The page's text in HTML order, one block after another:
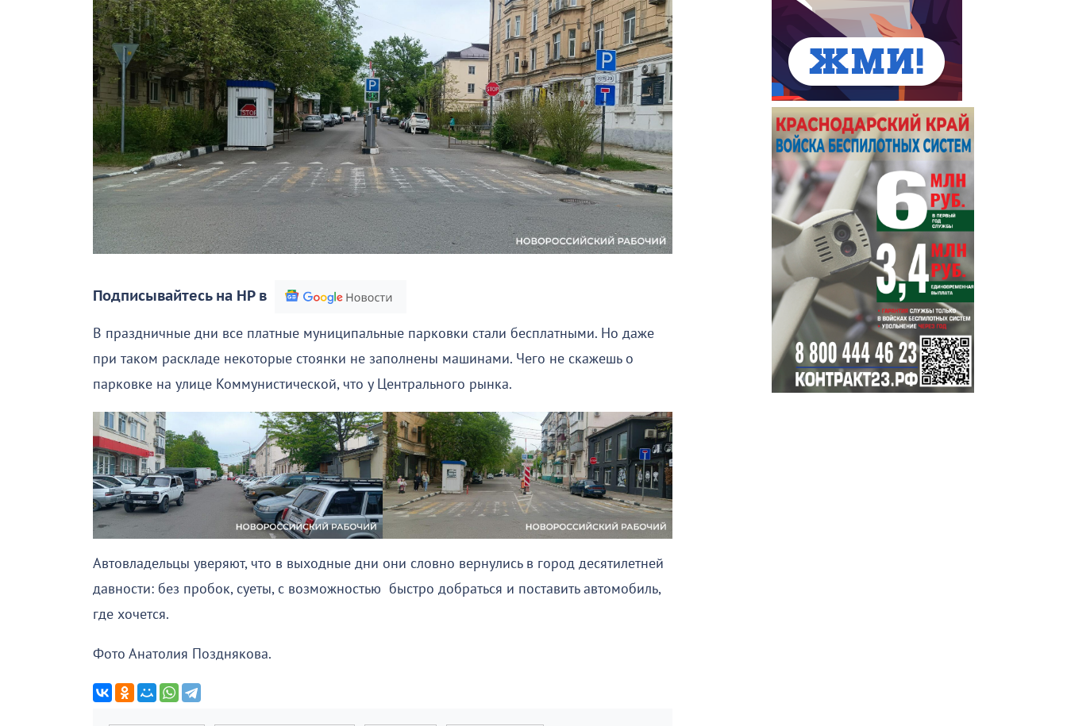
Подписывайтесь на НР в
В праздничные дни все платные муниципальные парковки стали бесплатными. Но даже
при таком раскладе некоторые стоянки не заполнены машинами. Чего не скажешь о
парковке на улице Коммунистической, что у Центрального рынка.
Автовладельцы уверяют, что в выходные дни они словно вернулись в город десятилетней
давности: без пробок, суеты, с возможностью быстро добраться и поставить автомобиль,
где хочется.
Фото Анатолия Позднякова.